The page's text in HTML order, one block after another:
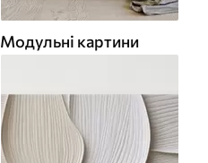
Модульні картини